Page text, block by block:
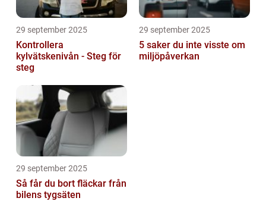
29 september 2025
Kontrollera
kylvätskenivån - Steg för
steg
29 september 2025
5 saker du inte visste om
miljöpåverkan
29 september 2025
Så får du bort fläckar från
bilens tygsäten